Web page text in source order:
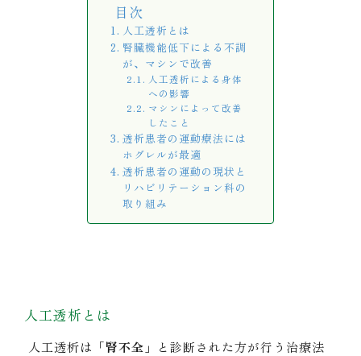
目次
人工透析とは
腎臓機能低下による不調
が、マシンで改善
人工透析による身体
への影響
マシンによって改善
したこと
透析患者の運動療法には
ホグレルが最適
透析患者の運動の現状と
リハビリテーション科の
取り組み
人工透析とは
人工透析は 「腎不全」
と診断された方が行う治療法